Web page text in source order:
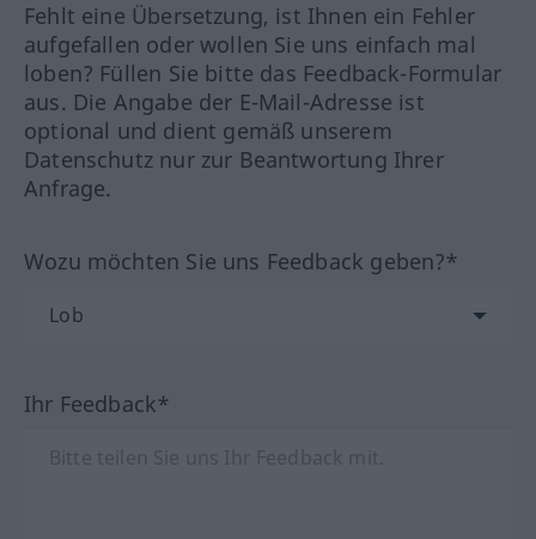
Fehlt eine Übersetzung, ist Ihnen ein Fehler
aufgefallen oder wollen Sie uns einfach mal
loben? Füllen Sie bitte das Feedback-Formular
aus. Die Angabe der E-Mail-Adresse ist
optional und dient gemäß unserem
Datenschutz nur zur Beantwortung Ihrer
Anfrage.
Wozu möchten Sie uns Feedback geben?*
Ihr Feedback*